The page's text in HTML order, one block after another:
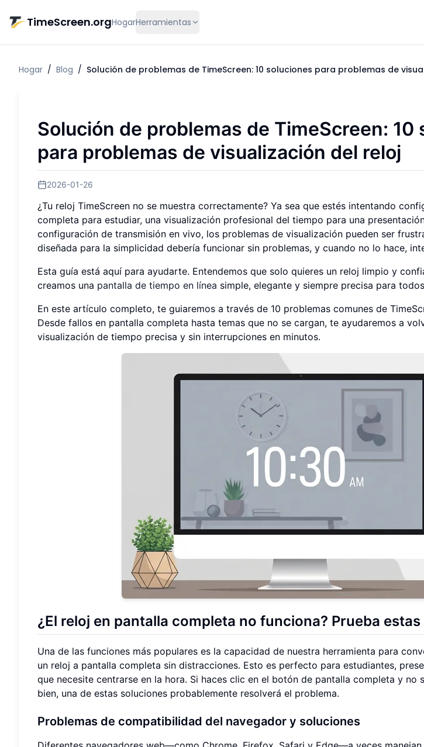
TimeScreen.orgHogarHerramientas
Hogar / Blog / Solución de problemas de TimeScreen: 10 soluciones para problemas de
Solución de problemas de TimeScreen: 10
para problemas de visualización del reloj
2026-01-26
¿Tu reloj TimeScreen no se muestra correctamente? Ya sea que estés intentando
completa para estudiar, una visualización profesional del tiempo para una
configuración de transmisión en vivo, los problemas de visualización pueden ser
diseñada para la simplicidad debería funcionar sin problemas, y cuando no lo hace,
Esta guía está aquí para ayudarte. Entendemos que solo quieres un reloj limpio y
creamos una pantalla de tiempo en línea simple, elegante y siempre precisa para
En este artículo completo, te guiaremos a través de 10 problemas comunes de
Desde fallos en pantalla completa hasta temas que no se cargan, te ayudaremos a
visualización de tiempo precisa y sin interrupciones en minutos.
¿El reloj en pantalla completa no funciona? Prueba
Una de las funciones más populares es la capacidad de nuestra herramienta para
un reloj a pantalla completa sin distracciones. Esto es perfecto para estudiantes,
que necesite centrarse en la hora. Si haces clic en el botón de pantalla completa y no
bien, una de estas soluciones probablemente resolverá el problema.
Problemas de compatibilidad del navegador y soluciones